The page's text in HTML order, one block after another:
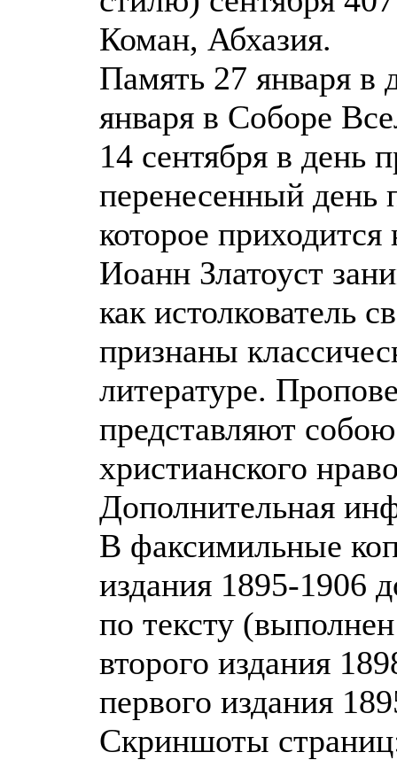
Коман, Абхазия.
Память 27 января в
января в Соборе
14 сентября в день
перенесенный день
которое
Иоанн Златоуст
как истолкователь
признаны
литературе.
представляют
христианского
Дополнительная
В факсимильные
издания 1895-1906
по тексту
второго издания
первого издания
Скриншоты